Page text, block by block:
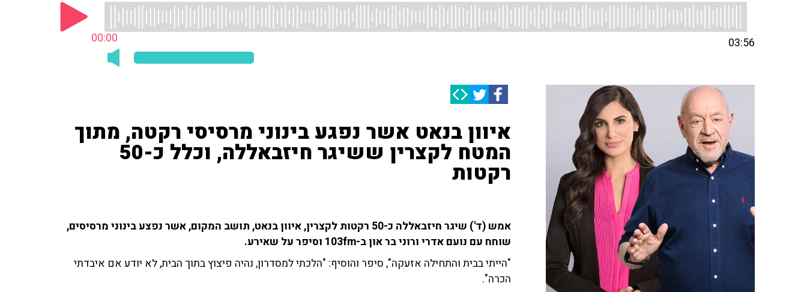
00:00 03:56
איוון בנאט אשר נפגע בינוני מרסיסי רקטה, מתוך
המטח לקצרין ששיגר חיזבאללה, וכלל כ-50
רקטות
אמש (ד') שיגר חיזבאללה כ-50 רקטות לקצרין, איוון בנאט, תושב המקום, אשר נפצע בינוני מרסיסים,
שוחח עם נועם אדרי ורוני בר און ב-103fm וסיפר על שאירע.
"הייתי בבית והתחילה אזעקה", סיפר והוסיף: "הלכתי למסדרון, נהיה פיצוץ בתוך הבית, לא יודע אם איבדתי
הכרה".